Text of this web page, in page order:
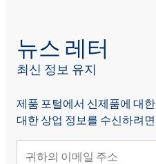
뉴스 레터
최신 정보 유지
제품 포털에서 신제품에 대
대한 상업 정보를 수신하려